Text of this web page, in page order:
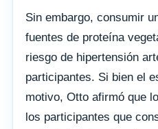
Sin embargo, consumir
fuentes de proteína
riesgo de hipertensión
participantes. Si bien el
motivo, Otto afirmó que
los participantes que